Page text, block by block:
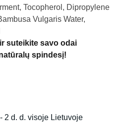
Tocopherol, Dipropylene
Vulgaris Water,
suteikite savo odai
spindesį!
2 d. d. visoje Lietuvoje